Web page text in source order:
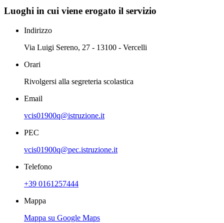
Luoghi in cui viene erogato il servizio
Indirizzo
Via Luigi Sereno, 27 - 13100 - Vercelli
Orari
Rivolgersi alla segreteria scolastica
Email
vcis01900q@istruzione.it
PEC
vcis01900q@pec.istruzione.it
Telefono
+39 0161257444
Mappa
Mappa su Google Maps